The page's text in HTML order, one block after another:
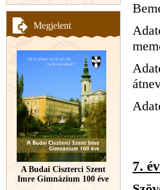
Megjelent
A Budai Ciszterci Szent
Imre Gimnázium 100 éve
7.